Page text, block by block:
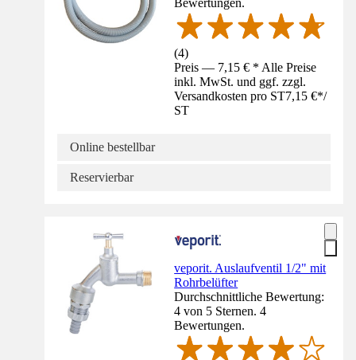
Bewertungen.
(4)
Preis — 7,15 € * Alle Preise
inkl. MwSt. und ggf. zzgl.
Versandkosten pro ST7,15 €*/
ST
Online bestellbar
Reservierbar
veporit. Auslaufventil 1/2" mit
Rohrbelüfter
Durchschnittliche Bewertung:
4 von 5 Sternen. 4
Bewertungen.